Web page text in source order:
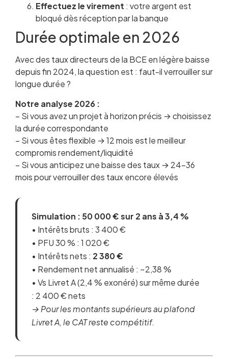
Effectuez le virement : votre argent est
bloqué dès réception par la banque
Durée optimale en 2026
Avec des taux directeurs de la BCE en légère baisse
depuis fin 2024, la question est : faut-il verrouiller sur
longue durée ?
Notre analyse 2026 :
– Si vous avez un projet à horizon précis → choisissez
la durée correspondante
– Si vous êtes flexible → 12 mois est le meilleur
compromis rendement/liquidité
– Si vous anticipez une baisse des taux → 24-36
mois pour verrouiller des taux encore élevés
Simulation : 50 000 € sur 2 ans à 3,4 %
• Intérêts bruts : 3 400 €
• PFU 30 % : 1 020 €
• Intérêts nets : 2 380 €
• Rendement net annualisé : ~2,38 %
• Vs Livret A (2,4 % exonéré) sur même durée
: 2 400 € nets
→ Pour les montants supérieurs au plafond
Livret A, le CAT reste compétitif.